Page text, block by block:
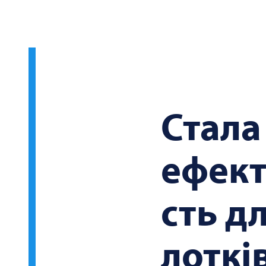
Стала
сть